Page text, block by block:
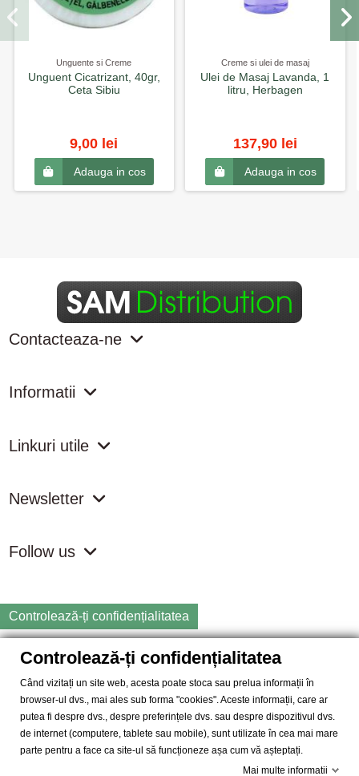
Unguente si Creme
Unguent Cicatrizant, 40gr,
Ceta Sibiu
9,00 lei
Adauga in cos
Creme si ulei de masaj
Ulei de Masaj Lavanda, 1
litru, Herbagen
137,90 lei
Adauga in cos
Contacteaza-ne
Informatii
Linkuri utile
Newsletter
Follow us
Controlează-ți confidențialitatea
Copyright
2026 samdistribution.ro - Magazin online cu Produse
Naturiste & BIO
SAM DISTRIBUTION S.R.L.- Cod fiscal: RO14935035, Registrul
Comertului: J40/10004/2002, Adresa: Str. Dimieni, nr. 7, Bucuresti,
sector 5.
Controlează-ți confidențialitatea
Când vizitați un site web, acesta poate stoca sau prelua informații în
browser-ul dvs., mai ales sub forma "cookies". Aceste informații, care ar
putea fi despre dvs., despre preferințele dvs. sau despre dispozitivul dvs.
de internet (computere, tablete sau mobile), sunt utilizate în cea mai mare
parte pentru a face ca site-ul să funcționeze așa cum vă așteptați.
Mai multe informatii